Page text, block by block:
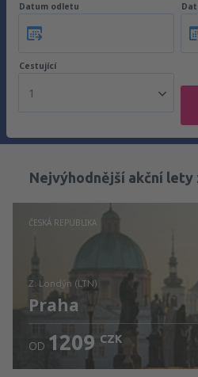
Datum odletu
Cestující
1
Nejvýhodnější akční lety
ČESKÁ REPUBLIKA
z: Londýn (LTN)
Praha
OD 1209 CZK